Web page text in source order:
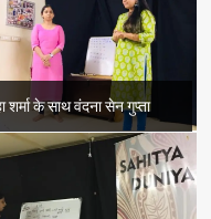
शर्मा के साथ वंदना सेन गुप्ता